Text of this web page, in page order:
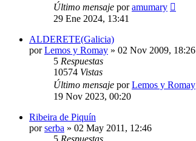
Último mensaje poramumary
29 Ene 2024, 13:41
ALDERETE(Galicia)
porLemos y Romay » 02 Nov 2009, 18:26
5 Respuestas
10574 Vistas
Último mensaje porLemos y Romay
19 Nov 2023, 00:20
Ribeira de Piquín
porserba » 02 May 2011, 12:46
5 Respuestas